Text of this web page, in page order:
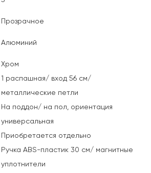
Прозрачное
Алюминий
Хром
1 распашная/ вход 56 см/
металлические петли
На поддон/ на пол, ориентация
универсальная
Приобретается отдельно
Ручка ABS-пластик 30 см/ магнитные
уплотнители